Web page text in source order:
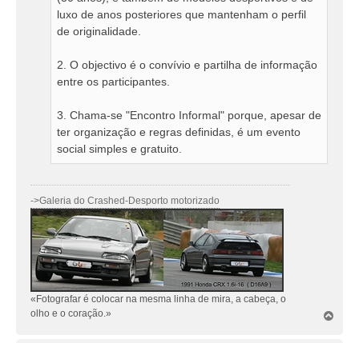
luxo de anos posteriores que mantenham o perfil
de originalidade.
2. O objectivo é o convívio e partilha de informação
entre os participantes.
3. Chama-se "Encontro Informal" porque, apesar de
ter organização e regras definidas, é um evento
social simples e gratuito.
->Galeria do Crashed-Desporto motorizado
«Fotografar é colocar na mesma linha de mira, a cabeça, o
olho e o coração.»